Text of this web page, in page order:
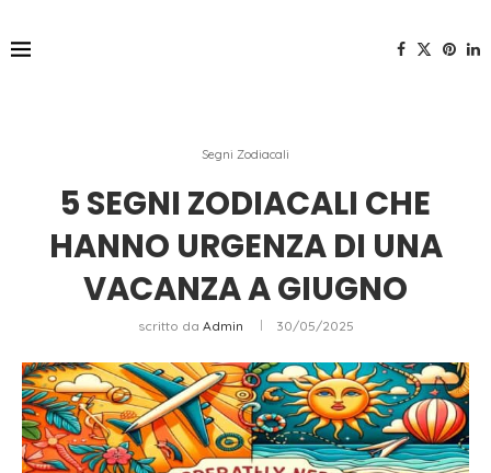
Segni Zodiacali
5 SEGNI ZODIACALI CHE
HANNO URGENZA DI UNA
VACANZA A GIUGNO
scritto da Admin 30/05/2025